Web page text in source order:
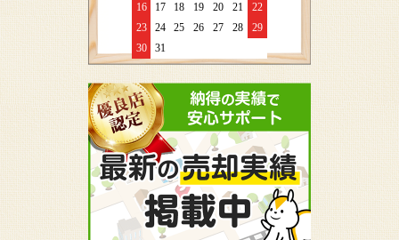
16
17 18 19 20 21
22
23
24 25 26 27 28
29
30
31